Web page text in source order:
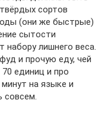
сортов
(они же быстрые)
сытости
лишнего веса.
и прочую еду, чей
единиц и про
на языке и
совсем.